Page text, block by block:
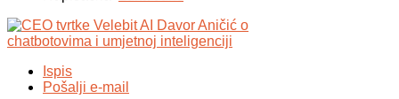
Ispis
Pošalji e-mail